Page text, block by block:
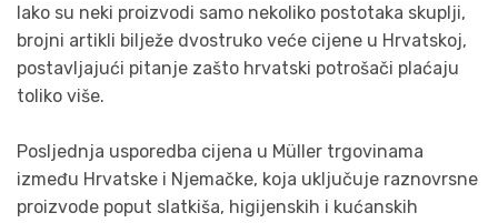
Iako su neki proizvodi samo nekoliko postotaka skuplji,
brojni artikli bilježe dvostruko veće cijene u Hrvatskoj,
postavljajući pitanje zašto hrvatski potrošači plaćaju
toliko više.
Posljednja usporedba cijena u Müller trgovinama
između Hrvatske i Njemačke, koja uključuje raznovrsne
proizvode poput slatkiša, higijenskih i kućanskih